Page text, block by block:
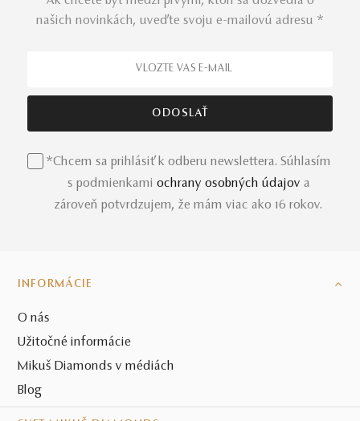
našich novinkách, uveďte svoju e-mailovú adresu *
*Chcem sa prihlásiť k odberu newslettera. Súhlasím
s podmienkami ochrany osobných údajov a
zároveň potvrdzujem, že mám viac ako 16 rokov.
INFORMÁCIE
O nás
Užitočné informácie
Mikuš Diamonds v médiách
Blog